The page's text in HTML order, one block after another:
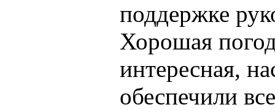
поддержке
Хорошая
интересная,
обеспечили